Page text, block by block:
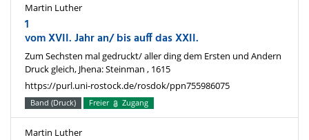
Martin Luther
1
vom XVII. Jahr an/ bis auff das XXII.
Zum Sechsten mal gedruckt/ aller ding dem Ersten und Andern
Druck gleich, Jhena: Steinman , 1615
https://purl.uni-rostock.de/rosdok/ppn755986075
Band (Druck) Freier Zugang
Martin Luther